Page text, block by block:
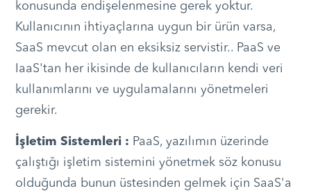
konusunda endişelenmesine gerek yoktur.
Kullanıcının ihtiyaçlarına uygun bir ürün varsa,
SaaS mevcut olan en eksiksiz servistir.. PaaS ve
IaaS'tan her ikisinde de kullanıcıların kendi veri
kullanımlarını ve uygulamalarını yönetmeleri
gerekir.
İşletim Sistemleri : PaaS, yazılımın üzerinde
çalıştığı işletim sistemini yönetmek söz konusu
olduğunda bunun üstesinden gelmek için SaaS'a